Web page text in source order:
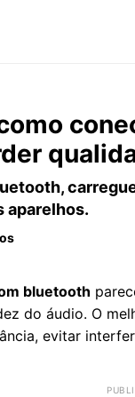
aparelhos.
bluetooth
do áudio. O
evitar